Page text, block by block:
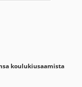
koulukiusaamista